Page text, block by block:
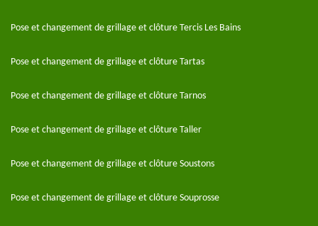
Pose et changement de grillage et clôture Tercis Les Bains
Pose et changement de grillage et clôture Tartas
Pose et changement de grillage et clôture Tarnos
Pose et changement de grillage et clôture Taller
Pose et changement de grillage et clôture Soustons
Pose et changement de grillage et clôture Souprosse